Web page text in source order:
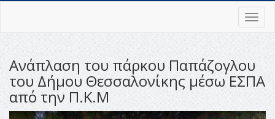
Ανάπλαση του πάρκου Παπάζογλου
του Δήμου Θεσσαλονίκης μέσω ΕΣΠΑ
από την Π.Κ.Μ